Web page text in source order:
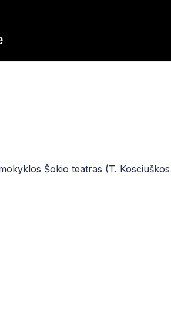
Šokio teatras (T. Kosciuškos